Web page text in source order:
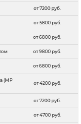
от 7200 руб.
от 5800 руб.
от 6800 руб.
от 9800 руб.
от 6800 руб.
(МР
от 4200 руб.
от 7200 руб.
от 4700 руб.